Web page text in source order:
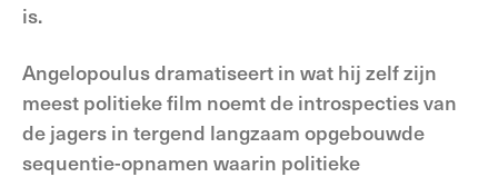
is.
Angelopoulus dramatiseert in wat hij zelf zijn
meest politieke film noemt de introspecties van
de jagers in tergend langzaam opgebouwde
sequentie-opnamen waarin politieke